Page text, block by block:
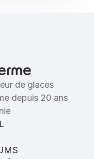
de glaces
depuis 20 ans